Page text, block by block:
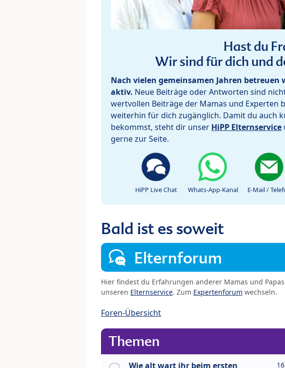
Hast du
Wir sind für dich und
Nach vielen gemeinsamen Jahren
aktiv. Neue Beiträge oder Antworten sind
wertvollen Beiträge der Mamas und Experten
weiterhin für dich zugänglich. Damit du auch
bekommst, steht dir unser HiPP Elternservice
gerne zur Seite.
HiPP Live Chat Whats-App-Kanal E-Mail /
Bald ist es soweit
Elternforum
Hier findest du Erfahrungen anderer Mamas und
unseren Elternservice. Zum Expertenforum wechseln.
Foren-Übersicht
Themen
Wie alt wart ihr beim ersten